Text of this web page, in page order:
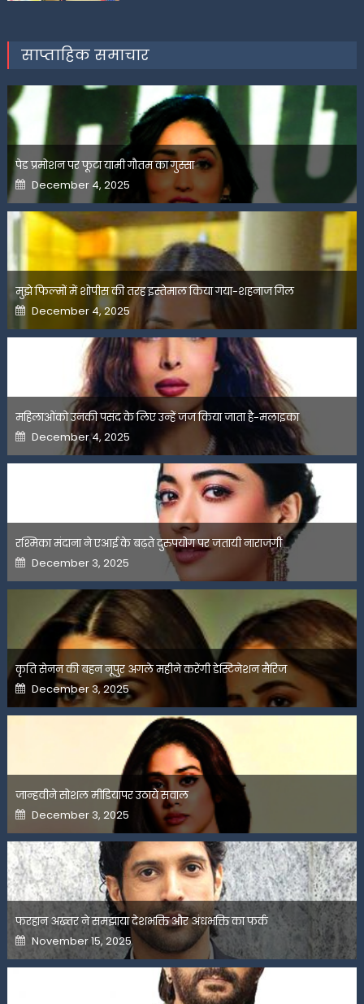
साप्ताहिक समाचार
पेड प्रमोशन पर फूटा यामी गौतम का गुस्सा
Posted
on
December 4, 2025
मुझे फिल्मों में शोपीस की तरह इस्तेमाल किया गया-शहनाज गिल
Posted
on
December 4, 2025
महिलाओंको उनकी पसंद के लिए उन्हें जज किया जाता है-मलाइका
Posted
on
December 4, 2025
रश्मिका मंदाना ने एआई के बढ़ते दुरुपयोग पर जतायी नाराजगी
Posted
on
December 3, 2025
कृति सेनन की बहन नूपुर अगले महीने करेंगी डेस्टिनेशन मैरिज
Posted
on
December 3, 2025
जान्हवीने सोशल मीडियापर उठाये सवाल
Posted
on
December 3, 2025
फरहान अख्तर ने समझाया देशभक्ति और अंधभक्ति का फर्क
Posted
on
November 15, 2025